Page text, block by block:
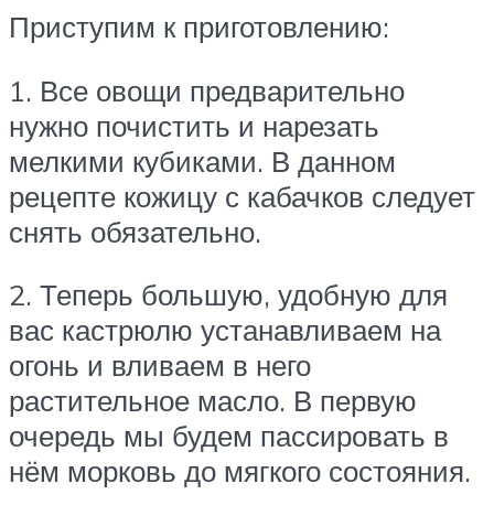
Приступим к приготовлению:
1. Все овощи предварительно
нужно почистить и нарезать
мелкими кубиками. В данном
рецепте кожицу с кабачков следует
снять обязательно.
2. Теперь большую, удобную для
вас кастрюлю устанавливаем на
огонь и вливаем в него
растительное масло. В первую
очередь мы будем пассировать в
нём морковь до мягкого состояния.